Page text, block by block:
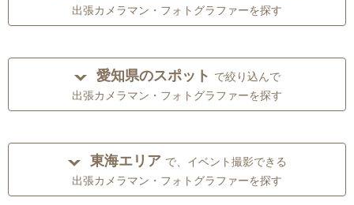
出張カメラマン・フォトグラファーを探す
愛知県のスポット で絞り込んで
出張カメラマン・フォトグラファーを探す
東海エリア で、イベント撮影できる
出張カメラマン・フォトグラファーを探す